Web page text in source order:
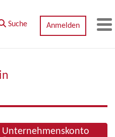
Suche Anmelden